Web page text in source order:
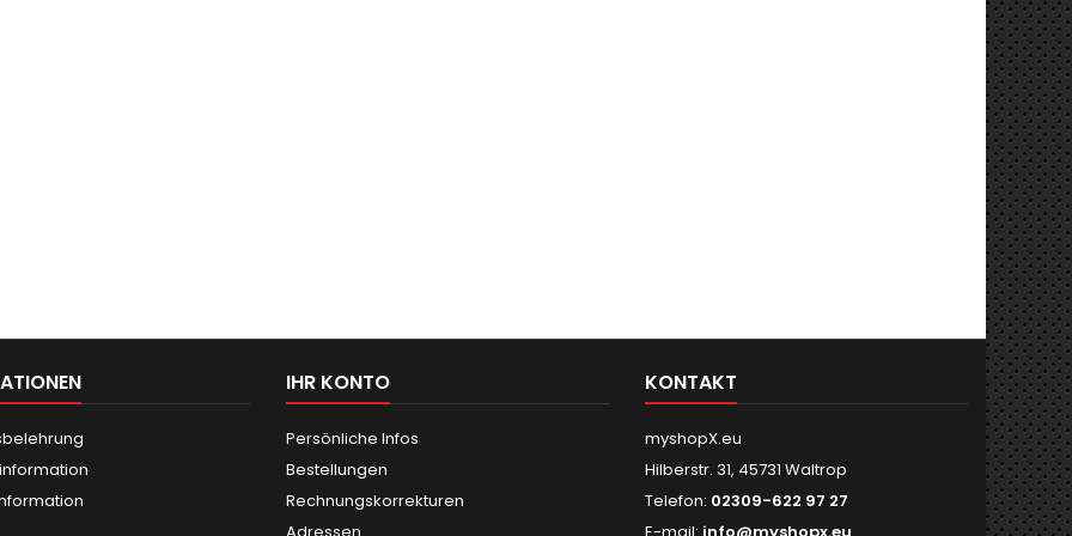
IHR KONTO
Persönliche Infos
Bestellungen
Rechnungskorrekturen
Adressen
KONTAKT
myshopX.eu
Hilberstr. 31, 45731 Waltrop
Telefon: 02309-622 97 27
E-mail: info@myshopx.eu